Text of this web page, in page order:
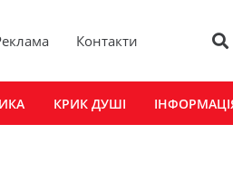
Контакти
КРИК ДУШІ